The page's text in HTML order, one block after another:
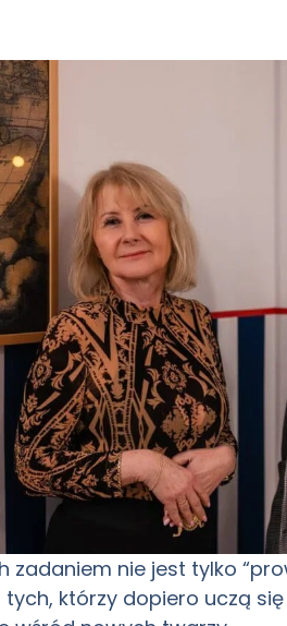
zadaniem nie jest tylko
którzy dopiero uczą